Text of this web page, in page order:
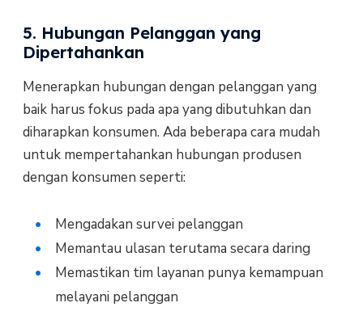
5. Hubungan Pelanggan yang
Dipertahankan
Menerapkan hubungan dengan pelanggan yang
baik harus fokus pada apa yang dibutuhkan dan
diharapkan konsumen. Ada beberapa cara mudah
untuk mempertahankan hubungan produsen
dengan konsumen seperti:
Mengadakan survei pelanggan
Memantau ulasan terutama secara daring
Memastikan tim layanan punya kemampuan
melayani pelanggan